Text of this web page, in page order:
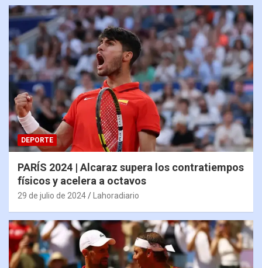
DEPORTE
PARÍS 2024 | Alcaraz supera los contratiempos
físicos y acelera a octavos
29 de julio de 2024 Lahoradiario